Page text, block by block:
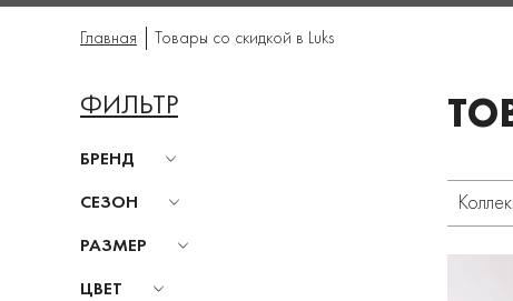
Главная Товары со скидкой в Luks
ФИЛЬТР
БРЕНД
СЕЗОН
РАЗМЕР
ЦВЕТ